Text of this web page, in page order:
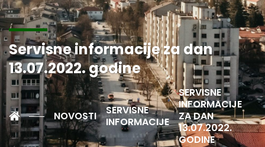
Servisne informacije za dan
13.07.2022. godine
NOVOSTI
SERVISNE
INFORMACIJE
SERVISNE
INFORMACIJE
ZA DAN
13.07.2022.
GODINE